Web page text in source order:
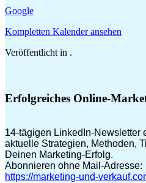
Google
Kompletten Kalender ansehen
Veröffentlicht in .
Erfolgreiches Online-
14-tägigen LinkedIn-Newsletter
aktuelle Strategien, Methoden,
Deinen Marketing-Erfolg.
Abonnieren ohne Mail-Adresse:
https://marketing-und-